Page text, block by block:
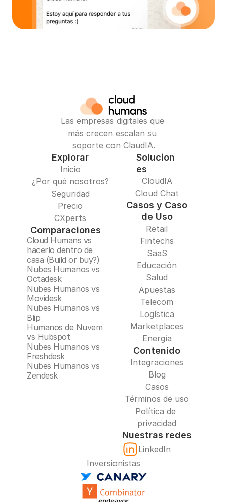
Las empresas digitales que
más crecen escalan su
soporte con ClaudIA.
Explorar
Inicio
¿Por qué nosotros?
Seguridad
Precio
CXperts
Comparaciones
Cloud Humans vs
hacerlo dentro de
casa (Build or buy?)
Nubes Humanos vs
Octadesk
Nubes Humanos vs
Movidesk
Nubes Humanos vs
Blip
Humanos de Nuvem
vs Hubspot
Nubes Humanos vs
Freshdesk
Nubes Humanos vs
Zendesk
Solucion
es
CloudIA
Cloud Chat
Casos y Caso
de Uso
Retail
Fintechs
SaaS
Educación
Salud
Apuestas
Telecom
Logística
Marketplaces
Energía
Contenido
Integraciones
Blog
Casos
Términos de uso
Política de
privacidad
Nuestras redes
LinkedIn
Inversionistas